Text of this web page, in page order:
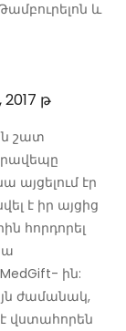
և
թ
շատ
այցելում էր
է իր այցից
հորդորել
ին:
ժամանակ,
վստահորեն